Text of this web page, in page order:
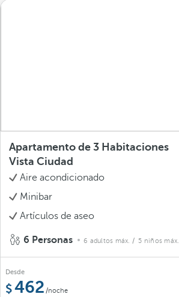
Apartamento de 3 Habitaciones
Vista Ciudad
Aire acondicionado
Minibar
Artículos de aseo
6 Personas 6 adultos máx. / 5 niños máx.
Desde
462 /noche